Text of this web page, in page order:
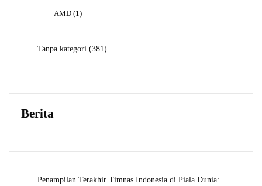
AMD 1 1
Tanpa kategori 381381
Berita
Penampilan Terakhir Timnas Indonesia di Piala Dunia: